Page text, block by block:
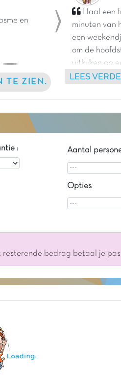
en
Next
TE ZIEN.
Haal een
minuten van
een
om de
uitkijken op
fantastische
LEES
: Aantal
Opties
bedrag betaal je